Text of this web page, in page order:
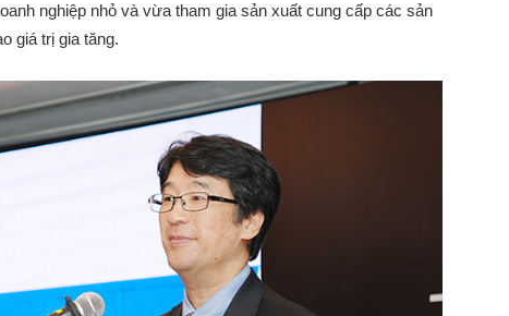
nghiệp nhỏ và vừa tham gia sản xuất cung cấp các sản
giá trị gia tăng.